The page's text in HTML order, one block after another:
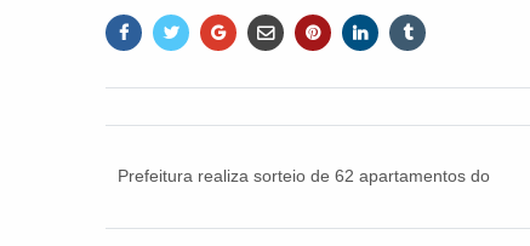
Prefeitura realiza sorteio de 62 apartamentos do